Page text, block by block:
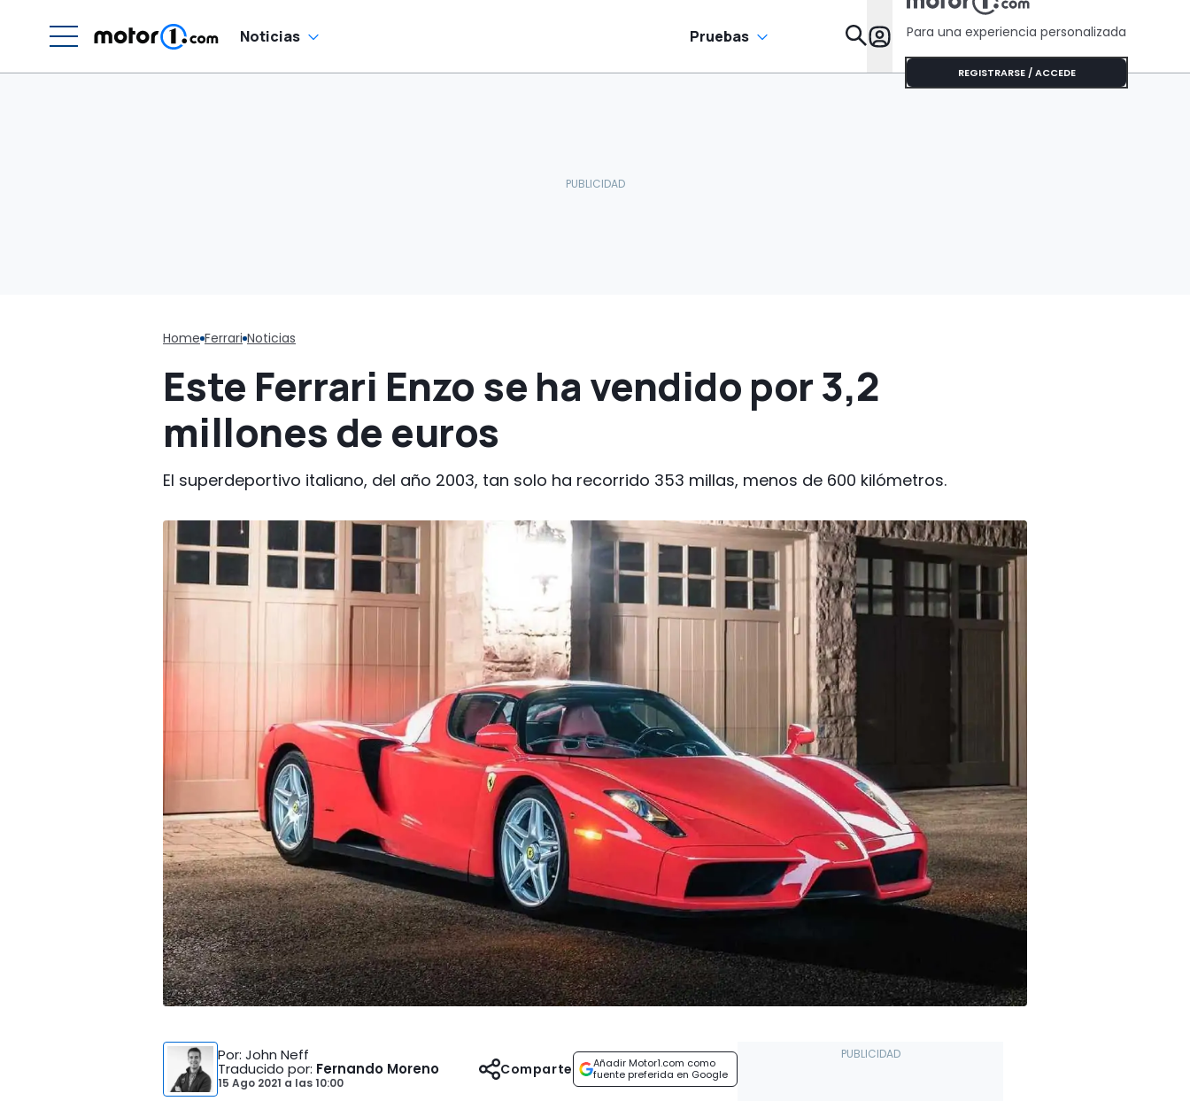
Noticias Pruebas Para una experiencia personalizada
REGISTRARSE / ACCEDE
Home Ferrari Noticias
Este Ferrari Enzo se ha vendido por 3,2
millones de euros
El superdeportivo italiano, del año 2003, tan solo ha recorrido 353 millas, menos de 600 kilómetros.
Por: John Neff
Traducido por: Fernando Moreno
15 Ago 2021 a las10:00
Añadir Motor1.com como
fuente preferida en Google
Comparte